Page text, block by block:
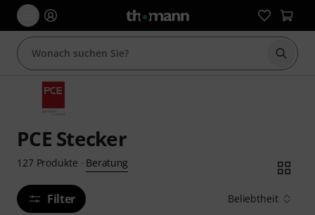
Suche
PCE Stecker
127 Produkte · Beratung
Filter Beliebtheit